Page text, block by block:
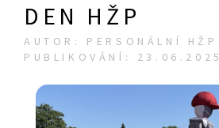
DEN HŽP
AUTOR: PERSONÁLNÍ HŽP
PUBLIKOVÁNÍ: 23.06.2025